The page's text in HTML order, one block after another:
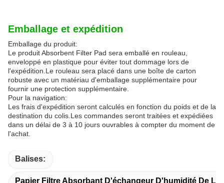
Emballage et expédition
Emballage du produit:
Le produit Absorbent Filter Pad sera emballé en rouleau,
enveloppé en plastique pour éviter tout dommage lors de
l'expédition.Le rouleau sera placé dans une boîte de carton
robuste avec un matériau d'emballage supplémentaire pour
fournir une protection supplémentaire.
Pour la navigation:
Les frais d'expédition seront calculés en fonction du poids et de la
destination du colis.Les commandes seront traitées et expédiées
dans un délai de 3 à 10 jours ouvrables à compter du moment de
l'achat.
Balises:
Papier Filtre Absorbant D'échangeur D'humidité De La